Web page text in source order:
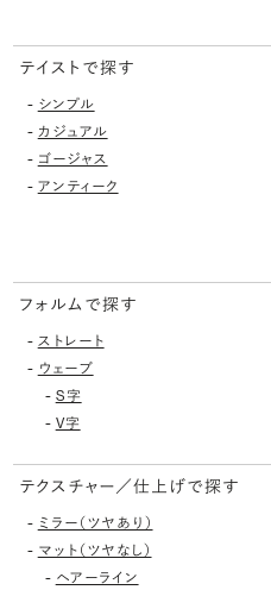
テイストで探す
- シンプル
- カジュアル
- ゴージャス
- アンティーク
フォルムで探す
- ストレート
- ウェーブ
- S字
- V字
テクスチャー／仕上げで探す
- ミラー（ツヤあり）
- マット（ツヤなし）
- ヘアーライン